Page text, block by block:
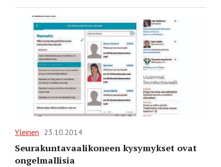
Yleinen 23.10.2014
Seurakuntavaalikoneen kysymykset ovat
ongelmallisia